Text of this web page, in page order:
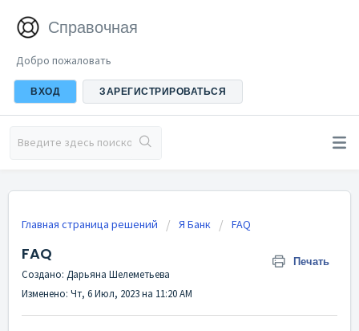
Справочная
Добро пожаловать
ВХОД ЗАРЕГИСТРИРОВАТЬСЯ
Главная страница решений Я Банк FAQ
FAQ Печать
Создано: Дарьяна Шелеметьева
Изменено: Чт, 6 Июл, 2023 на 11:20 AM